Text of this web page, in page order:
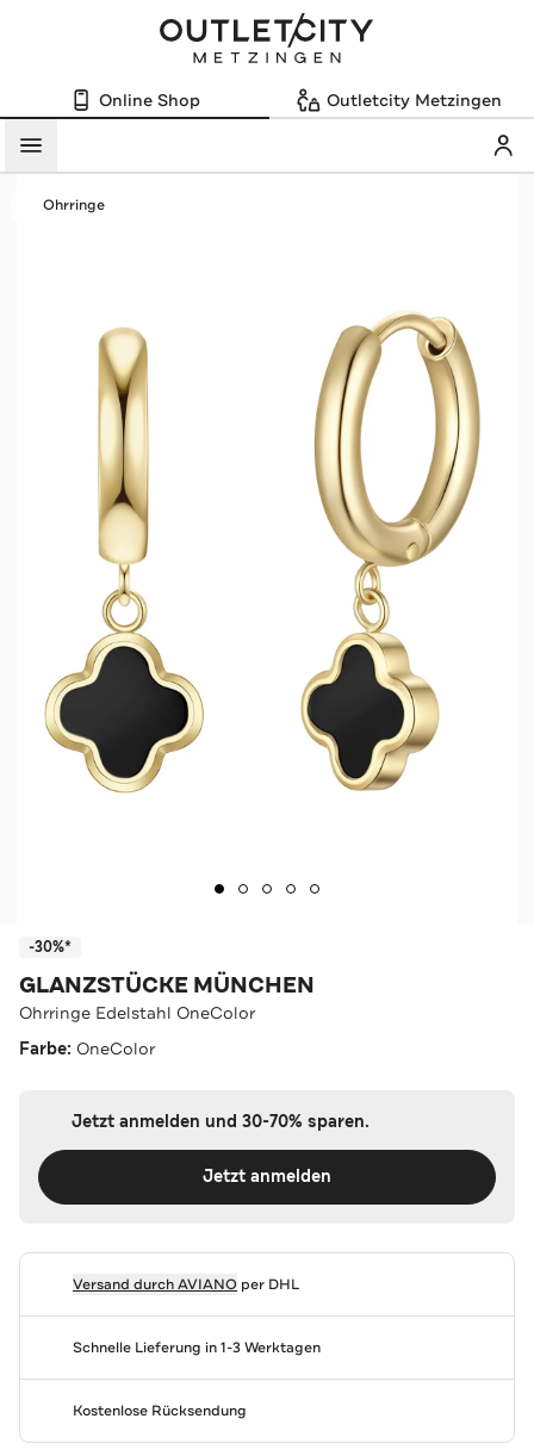
Online Shop Outletcity Metzingen
Menü
Ohrringe
-30%*
GLANZSTÜCKE MÜNCHEN
Ohrringe Edelstahl OneColor
Farbe: OneColor
Jetzt anmelden und 30-70% sparen.
Jetzt anmelden
Versand durchAVIANOper DHL
Schnelle Lieferung in 1-3 Werktagen
Kostenlose Rücksendung